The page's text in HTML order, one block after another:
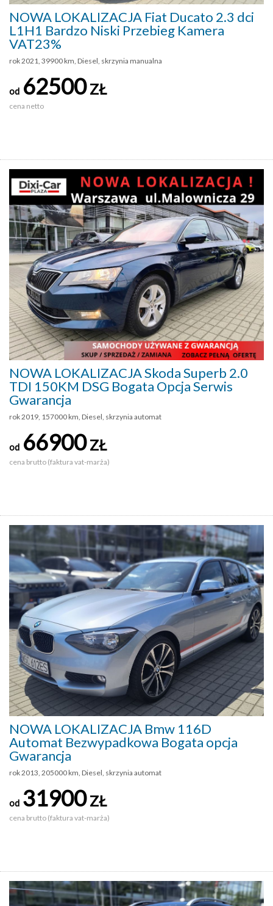
NOWA LOKALIZACJA Fiat Ducato 2.3 dci
L1H1 Bardzo Niski Przebieg Kamera
VAT23%
rok 2021, 39900 km, Diesel, skrzynia manualna
od 62500ZŁ
cena netto
NOWA LOKALIZACJA Skoda Superb 2.0
TDI 150KM DSG Bogata Opcja Serwis
Gwarancja
rok 2019, 157000 km, Diesel, skrzynia automat
od 66900ZŁ
cena brutto (faktura vat-marża)
NOWA LOKALIZACJA Bmw 116D
Automat Bezwypadkowa Bogata opcja
Gwarancja
rok 2013, 205000 km, Diesel, skrzynia automat
od 31900ZŁ
cena brutto (faktura vat-marża)